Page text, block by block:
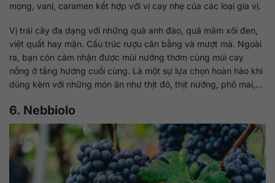
mọng, vani, caramen kết hợp với vị cay nhẹ của các loại gia vị.
Vị trái cây đa dạng với những quả anh đào, quả mâm xôi đen,
việt quất hay mận. Cấu trúc rượu cân bằng và mượt mà. Ngoài
ra, bạn còn cảm nhận được mùi nướng thơm cùng mùi cay
nồng ở tầng hương cuối cùng. Là một sự lựa chọn hoàn hảo khi
dùng kèm với những món ăn như thịt đỏ, thịt nướng, phô mai,…
6. Nebbiolo